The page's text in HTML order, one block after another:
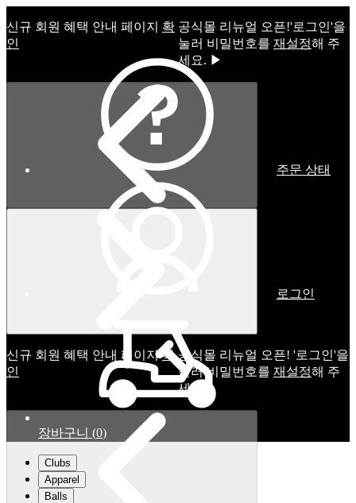
신규 회원 혜택 안내 페이지 확
인
공식몰 리뉴얼 오픈!ㅤ'로그인'을
눌러 비밀번호를 재설정해 주
세요. ▶
신규 회원 혜택 안내 페이지확
인
공식몰 리뉴얼 오픈! '로그인'을
눌러 비밀번호를 재설정해 주
세요.
주문 상태
로그인
장바구니 (0)
Clubs
Apparel
Balls